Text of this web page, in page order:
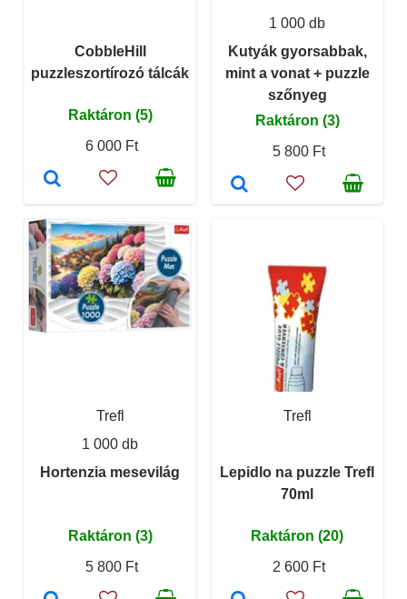
CobbleHill
puzzleszortírozó tálcák
Raktáron (5)
6 000 Ft
1 000 db
Kutyák gyorsabbak,
mint a vonat + puzzle
szőnyeg
Raktáron (3)
5 800 Ft
Trefl
1 000 db
Hortenzia mesevilág
Raktáron (3)
5 800 Ft
Trefl
Lepidlo na puzzle Trefl
70ml
Raktáron (20)
2 600 Ft